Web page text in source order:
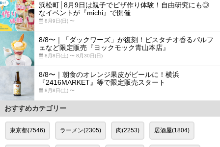
浜松町│8月9日は親子でピザ作り体験！自由研究にも◎
なイベントが『michi』で開催
8月9日(日) 〜
8/8〜｜「ダックワーズ」が復刻！ピスタチオ香るパルフ
ェなど限定販売『ヨックモック青山本店』
8月8日(土) 〜 8月30日(日)
8/8〜｜朝食のオレンジ果皮がビールに！横浜
『2416MARKET』等で限定販売スタート
8月8日(土) 〜
おすすめカテゴリー
東京都(7546) ラーメン(2305) 肉(2253) 居酒屋(1804)